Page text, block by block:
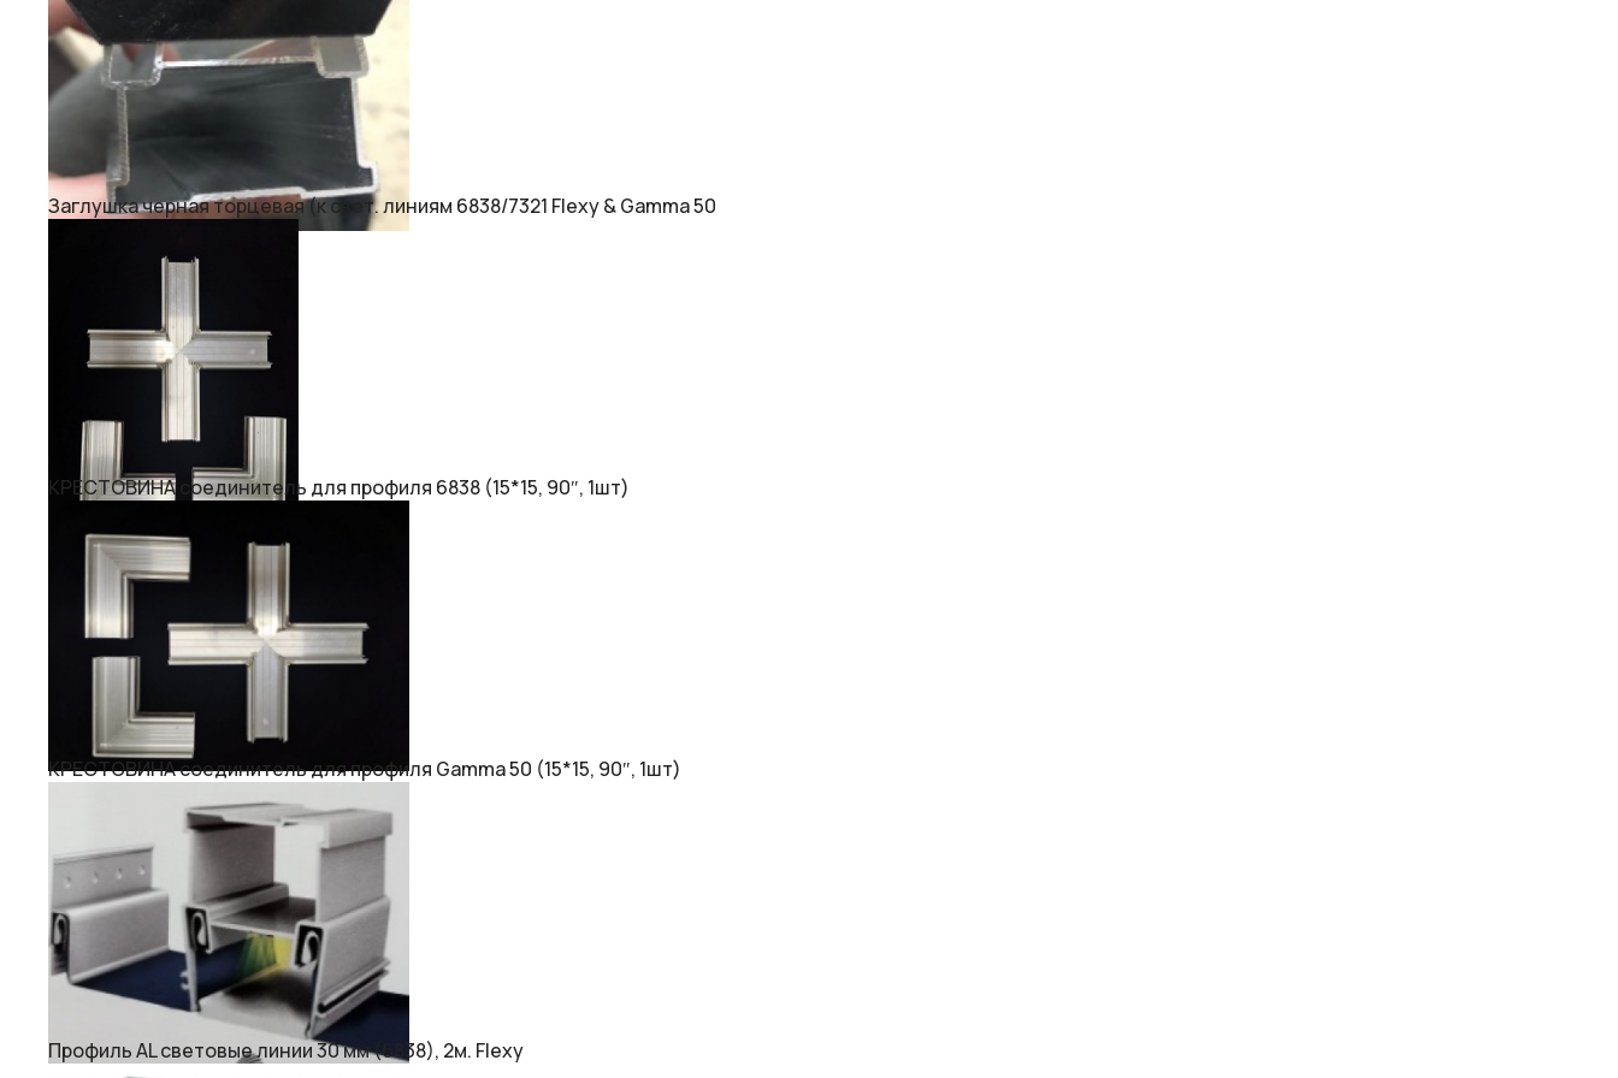
Заглушка черная торцевая (к свет. линиям 6838/7321 Flexy & Gamma 50
КРЕСТОВИНА соединитель для профиля 6838 (15*15, 90″, 1шт)
КРЕСТОВИНА соединитель для профиля Gamma 50 (15*15, 90″, 1шт)
Профиль AL световые линии 30 мм (6838), 2м. Flexy